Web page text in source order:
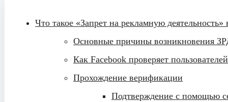
Что такое «Запрет на рекламную деятельность»
Основные причины возникновения
Как Facebook проверяет
Прохождение верификации
Подтверждение с помощью